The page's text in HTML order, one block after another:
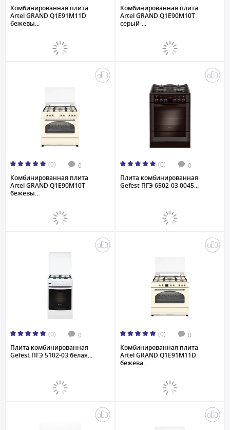
Комбинированная плита
Artel GRAND Q1E91M11D
бежевы...
Комбинированная плита
Artel GRAND Q1E90M10T
серый-...
(0) 0
Комбинированная плита
Artel GRAND Q1E90M10T
бежевы...
(0) 0
Плита комбинированная
Gefest ПГЭ 6502-03 0045...
(0) 0
Плита комбинированная
Gefest ПГЭ 5102-03 белая...
(0) 0
Комбинированная плита
Artel GRAND Q1E91M11D
бежева...